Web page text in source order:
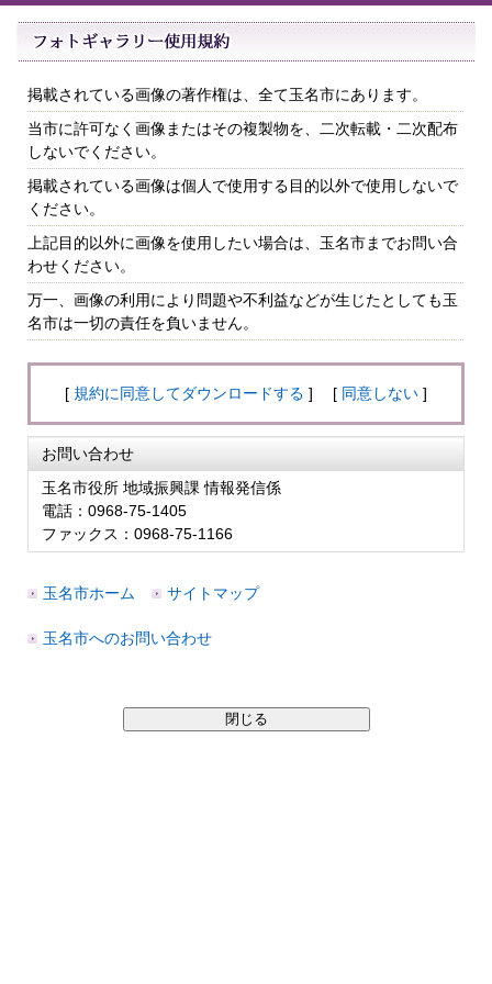
掲載されている画像の著作権は、全て玉名市にあります。
当市に許可なく画像またはその複製物を、二次転載・二次配布
しないでください。
掲載されている画像は個人で使用する目的以外で使用しないで
ください。
上記目的以外に画像を使用したい場合は、玉名市までお問い合
わせください。
万一、画像の利用により問題や不利益などが生じたとしても玉
名市は一切の責任を負いません。
[ 規約に同意してダウンロードする ] [ 同意しない ]
お問い合わせ
玉名市役所 地域振興課 情報発信係
電話：0968-75-1405
ファックス：0968-75-1166
玉名市ホーム サイトマップ
玉名市へのお問い合わせ